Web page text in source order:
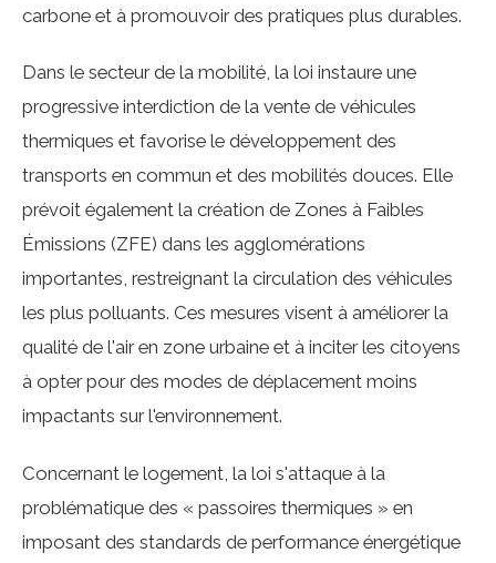
carbone et à promouvoir des pratiques plus durables.
Dans le secteur de la mobilité, la loi instaure une
progressive interdiction de la vente de véhicules
thermiques et favorise le développement des
transports en commun et des mobilités douces. Elle
prévoit également la création de Zones à Faibles
Émissions (ZFE) dans les agglomérations
importantes, restreignant la circulation des véhicules
les plus polluants. Ces mesures visent à améliorer la
qualité de l'air en zone urbaine et à inciter les citoyens
à opter pour des modes de déplacement moins
impactants sur l'environnement.
Concernant le logement, la loi s'attaque à la
problématique des « passoires thermiques » en
imposant des standards de performance énergétique